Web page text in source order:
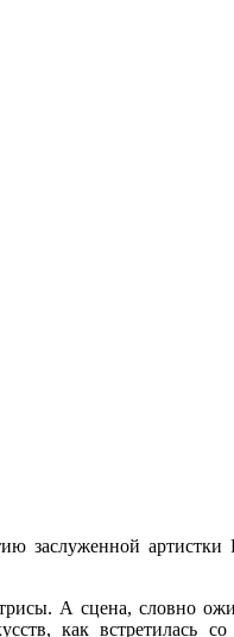
заслуженной
А сцена, словно
как встретилась